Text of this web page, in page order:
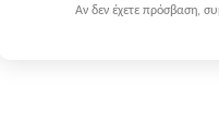
Αν δεν έχετε πρόσβαση,